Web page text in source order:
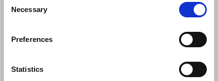
Selection
Necessary
Preferences
StatisticsNeuigkeiten